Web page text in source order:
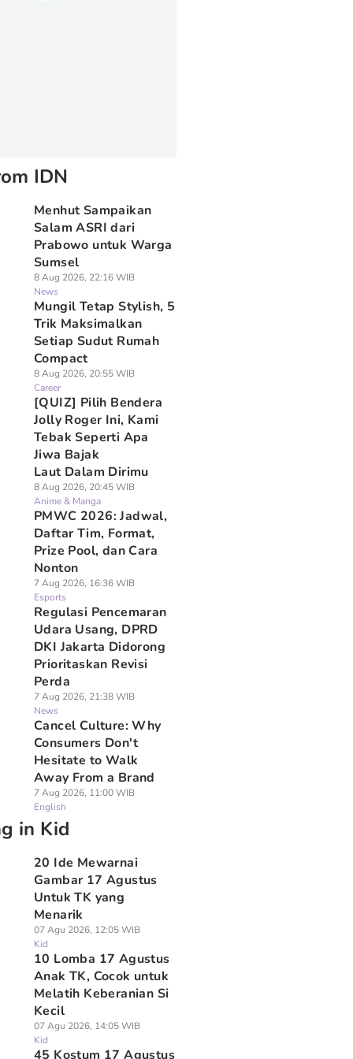
IDN
Menhut Sampaikan
Salam ASRI dari
Prabowo untuk Warga
Sumsel
8 Aug 2026, 22:16 WIB
News
Mungil Tetap Stylish, 5
Trik Maksimalkan
Setiap Sudut Rumah
Compact
8 Aug 2026, 20:55 WIB
Career
[QUIZ] Pilih Bendera
Jolly Roger Ini, Kami
Tebak Seperti Apa
Jiwa Bajak
Laut Dalam Dirimu
8 Aug 2026, 20:45 WIB
Anime & Manga
PMWC 2026: Jadwal,
Daftar Tim, Format,
Prize Pool, dan Cara
Nonton
7 Aug 2026, 16:36 WIB
Esports
Regulasi Pencemaran
Udara Usang, DPRD
DKI Jakarta Didorong
Prioritaskan Revisi
Perda
7 Aug 2026, 21:38 WIB
News
Cancel Culture: Why
Consumers Don't
Hesitate to Walk
Away From a Brand
7 Aug 2026, 11:00 WIB
English
in Kid
20 Ide Mewarnai
Gambar 17 Agustus
Untuk TK yang
Menarik
07 Agu 2026, 12:05 WIB
Kid
10 Lomba 17 Agustus
Anak TK, Cocok untuk
Melatih Keberanian Si
Kecil
07 Agu 2026, 14:05 WIB
Kid
45 Kostum 17 Agustus